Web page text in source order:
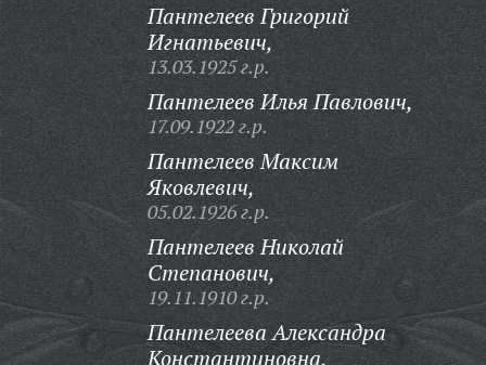
Пантелеев Григорий
Игнатьевич,
13.03.1925 г.р.
Пантелеев Илья Павлович,
17.09.1922 г.р.
Пантелеев Максим
Яковлевич,
05.02.1926 г.р.
Пантелеев Николай
Степанович,
19.11.1910 г.р.
Пантелеева Александра
Константиновна,